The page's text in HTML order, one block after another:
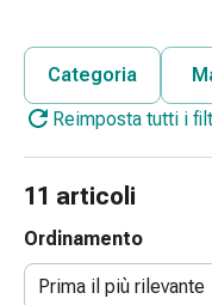
gola
Tosse
e
Categoria
Reimposta tutti i
11 articoli
Ordinamento
Prima il più rilevante